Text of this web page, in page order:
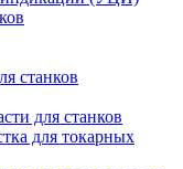
станков
для станков
для токарных